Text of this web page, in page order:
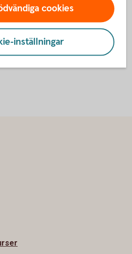
cookies
cookies
inställningar